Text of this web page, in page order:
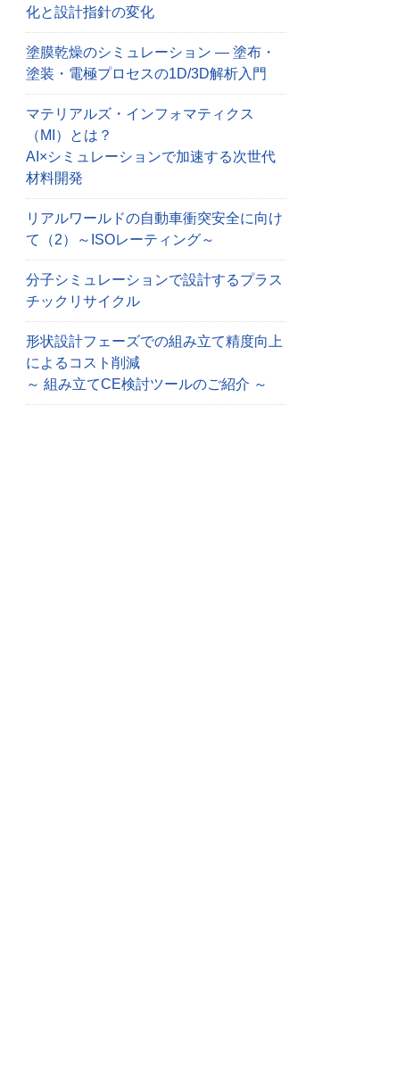
化と設計指針の変化
塗膜乾燥のシミュレーション — 塗布・
塗装・電極プロセスの1D/3D解析入門
マテリアルズ・インフォマティクス
（MI）とは？
AI×シミュレーションで加速する次世代
材料開発
リアルワールドの自動車衝突安全に向け
て（2）～ISOレーティング～
分子シミュレーションで設計するプラス
チックリサイクル
形状設計フェーズでの組み立て精度向上
によるコスト削減
～ 組み立てCE検討ツールのご紹介 ～